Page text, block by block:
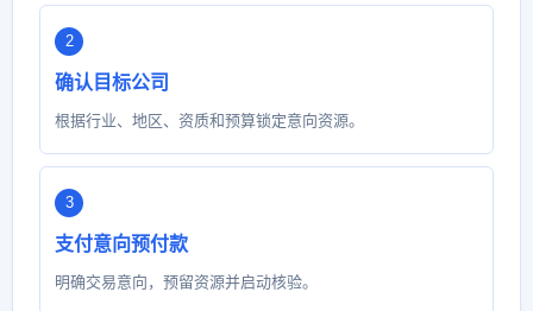
确认目标公司
根据行业、地区、资质和预算锁定意向资源。
支付意向预付款
明确交易意向，预留资源并启动核验。